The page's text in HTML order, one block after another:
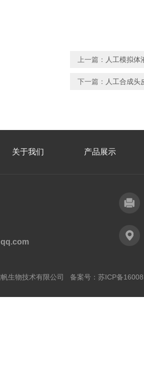
上一篇： 人工模拟体
下一篇： 人工合成头
关于我们 产品展示
生物技术有限公司 备案号： 苏ICP备